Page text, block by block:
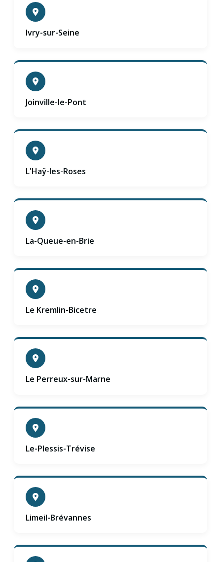
Ivry-sur-Seine
Joinville-le-Pont
L'Haÿ-les-Roses
La-Queue-en-Brie
Le Kremlin-Bicetre
Le Perreux-sur-Marne
Le-Plessis-Trévise
Limeil-Brévannes